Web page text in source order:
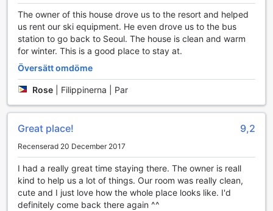
säker plats för ditt fordon under hela din vistelse.
För dem som föredrar kollektivtrafik eller önskar en mer
bekväm resa till närliggande attraktioner, erbjuder
Symphony Pension också en pålitlig shuttle service. Denna
transportmöjlighet gör det enkelt att ta sig till lokala
sevärdheter och aktivitetsområden, vilket ger dig mer tid
att njuta av allt det fantastiska som området har att
erbjuda. Med dessa transportfaciliteter kan du vara säker
på att din vistelse på Symphony Pension blir både bekväm
Upplev Bekvämlighet och Stil på Symphony Pension
Symphony Pension erbjuder en perfekt tillflyktsort där varje
rum är utformat för att ge en känsla av lugn och komfort.
Med luftkonditionering som säkerställer en behaglig
temperatur året runt, kan du koppla av efter en dag av
The owner of this house drove us to the resort and helped
us rent our ski equipment. He even drove us to the bus
station to go back to Seoul. The house is clean and warm
for winter. This is a good place to stay at.
Översätt omdöme
Rose Filippinerna | Par
Great place! 9,2
Recenserad 20 December 2017
I had a really great time staying there. The owner is reall
kind to help us a lot of things. Our room was really clean,
cute and I just love how the whole place looks like. I'd
definitely come back there again ^^